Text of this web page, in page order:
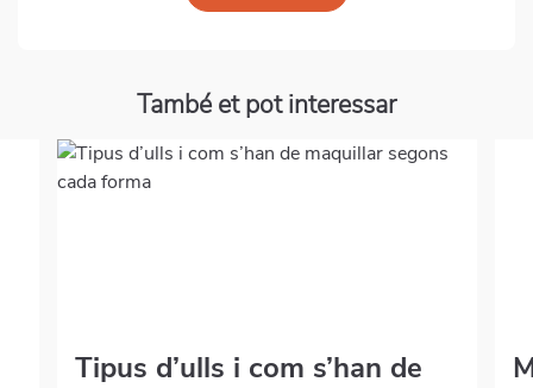
També et pot interessar
Tipus d’ulls i com s’han de